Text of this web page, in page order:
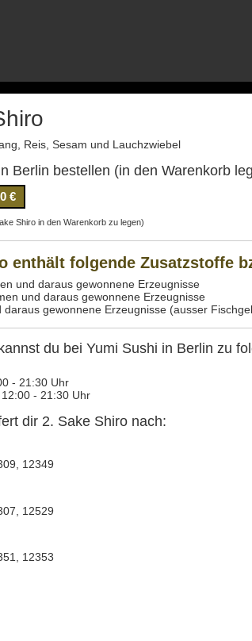
Reis, Sesam und Lauchzwiebel
Berlin bestellen (in den Warenkorb
€
Shiro in den Warenkorb zu legen)
enthält folgende Zusatzstoffe
und daraus gewonnene Erzeugnisse
und daraus gewonnene Erzeugnisse
daraus gewonnene Erzeugnisse (ausser
du bei Yumi Sushi in Berlin zu
- 21:30 Uhr
- 21:30 Uhr
dir 2. Sake Shiro nach:
12349
12529
12353